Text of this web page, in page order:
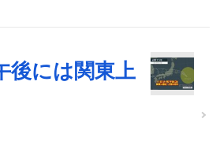
後には関東上